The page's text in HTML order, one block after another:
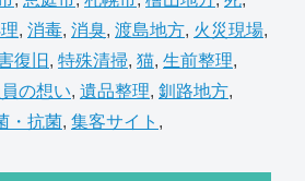
, 消毒, 消臭, 渡島地方, 火災現場,
復旧 , 特殊清掃, 猫, 生前整理,
の想い, 遺品整理, 釧路地方,
・抗菌, 集客サイト ,